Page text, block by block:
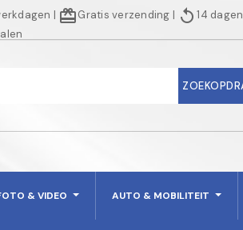
| redeemGratis verzending | replay14
& VIDEO AUTO & MOBILITEIT